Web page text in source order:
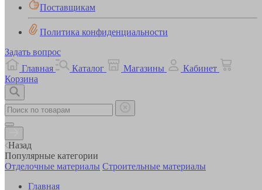
Поставщикам
Политика конфиденциальности
Задать вопрос
Главная
Каталог Магазины
Кабинет
Корзина
Назад
Популярные категории
Отделочные материалы Строительные материалы
Главная